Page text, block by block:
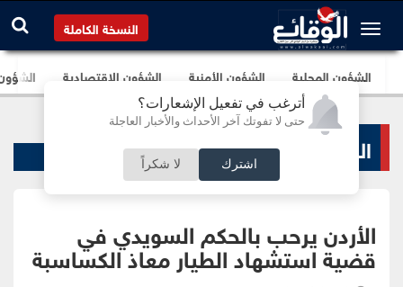
أترغب في تفعيل الإشعارات؟
حتى لا تفوتك آخر الأحداث والأخبار العاجلة
اشترك لا شكراً
النسخة الكاملة
الشؤون المحلية الشؤون الأمنية الشؤون الإقتصادية
الشؤون المحلية
الأردن يرحب بالحكم السويدي في
قضية استشهاد الطيار معاذ الكساسبة